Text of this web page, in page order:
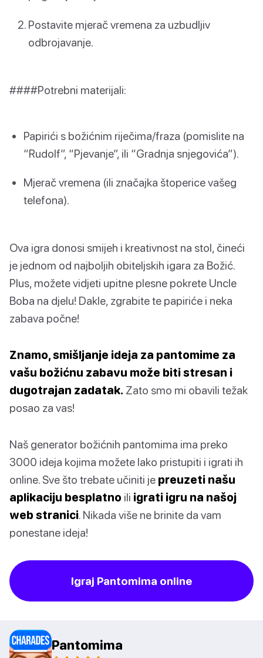
Postavite mjerač vremena za uzbudljiv
odbrojavanje.
####Potrebni materijali:
Papirići s božićnim riječima/fraza (pomislite na
“Rudolf”, “Pjevanje”, ili “Gradnja snjegovića”).
Mjerač vremena (ili značajka štoperice vašeg
telefona).
Ova igra donosi smijeh i kreativnost na stol, čineći
je jednom od najboljih obiteljskih igara za Božić.
Plus, možete vidjeti upitne plesne pokrete Uncle
Boba na djelu! Dakle, zgrabite te papiriće i neka
zabava počne!
Znamo, smišljanje ideja za pantomime za
vašu božićnu zabavu može biti stresan i
dugotrajan zadatak. Zato smo mi obavili težak
posao za vas!
Naš generator božićnih pantomima ima preko
3000 ideja kojima možete lako pristupiti i igrati ih
online. Sve što trebate učiniti je preuzeti našu
aplikaciju besplatno ili igrati igru na našoj
web stranici. Nikada više ne brinite da vam
ponestane ideja!
Igraj Pantomima online
Pantomima